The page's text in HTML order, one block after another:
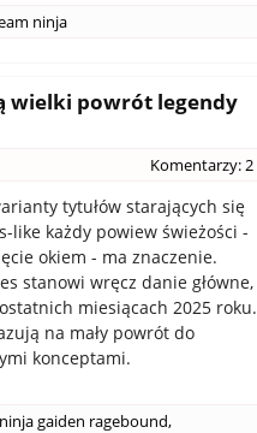
ninja
wielki powrót legendy
Komentarzy: 2
tytułów starających się
like każdy powiew świeżości -
okiem - ma znaczenie.
stanowi wręcz danie główne,
miesiącach 2025 roku.
na mały powrót do
konceptami.
ninja gaiden ragebound,